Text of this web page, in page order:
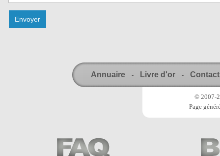
Annuaire - Livre d'or - Contact
© 2007-
Page